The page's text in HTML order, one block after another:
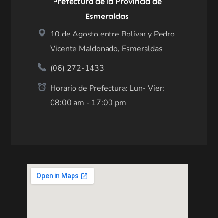
Esmeraldas
10 de Agosto entre Bolívar y Pedro
Vicente Maldonado, Esmeraldas
(06) 272-1433
Horario de Prefectura: Lun- Vier:
08:00 am - 17:00 pm